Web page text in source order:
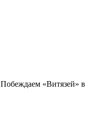
Побеждаем «Витязей» в